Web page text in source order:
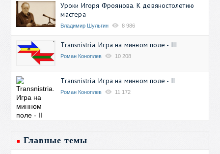
Уроки Игоря Фроянова. К девяностолетию
мастера
Владимир Шульгин 8 986
Transnistria. Игра на минном поле - III
Роман Коноплев 10 208
Transnistria. Игра на минном поле - II
Роман Коноплев 11 172
Главные темы